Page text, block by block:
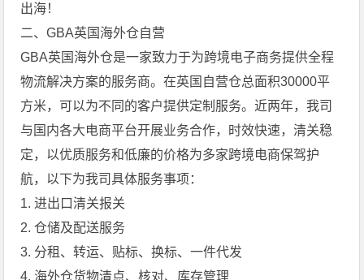
出海！
二、GBA英国海外仓自营
GBA英国海外仓是一家致力于为跨境电子商务提供全程
物流解决方案的服务商。在英国自营仓总面积30000平
方米，可以为不同的客户提供定制服务。近两年，我司
与国内各大电商平台开展业务合作，时效快速，清关稳
定，以优质服务和低廉的价格为多家跨境电商保驾护
航，以下为我司具体服务事项：
1. 进出口清关报关
2. 仓储及配送服务
3. 分租、转运、贴标、换标、一件代发
4. 海外仓货物清点、核对、库存管理